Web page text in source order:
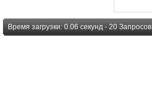
Время загрузки: 0.06 секунд - 20 Запросов